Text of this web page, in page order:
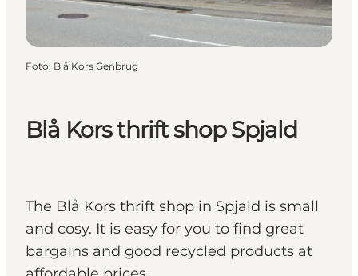
Blå Kors thrift shop Spjald
The Blå Kors thrift shop in Spjald is small
and cosy. It is easy for you to find great
bargains and good recycled products at
Foto: Blå Kors Genbrug